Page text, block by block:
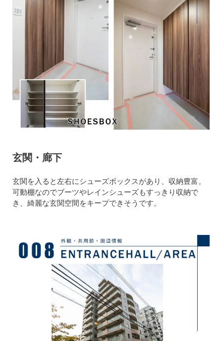
玄関・廊下
玄関を入ると左右にシューズボックスがあり、収納豊富。
可動棚なのでブーツやレインシューズもすっきり収納で
き、綺麗な玄関空間をキープできそうです。